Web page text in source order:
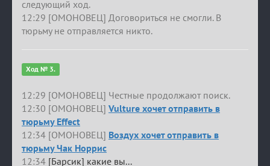
следующий ход.
12:29 [ОМОНОВЕЦ] Договориться не смогли. В
тюрьму не отправляется никто.
Ход № 3.
12:29 [ОМОНОВЕЦ] Честные продолжают поиск.
12:30 [ОМОНОВЕЦ] Vulture хочет отправить в
тюрьму Effect
12:34 [ОМОНОВЕЦ] Воздух хочет отправить в
тюрьму Чак Норрис
12:34 [Барсик] какие вы...